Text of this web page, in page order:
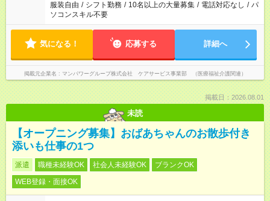
服装自由 / シフト勤務 / 10名以上の大量募集 / 電話対応なし / パ
ソコンスキル不要
気になる！ 応募する 詳細へ
掲載元企業名 マンパワーグループ株式会社 ケアサービス事業部 （医療福祉介護関連）
掲載日：2026.08.01
未読
【オープニング募集】おばあちゃんのお散歩付き
添いも仕事の1つ
派遣 職種未経験OK 社会人未経験OK
ブランクOK
WEB登録・面接OK